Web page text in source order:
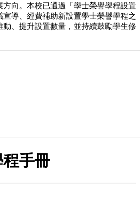
方向。本校已通過「學士榮譽學程設置
導、經費補助新設置學士榮譽學程之
動、提升設置數量，並持續鼓勵學生修
手冊